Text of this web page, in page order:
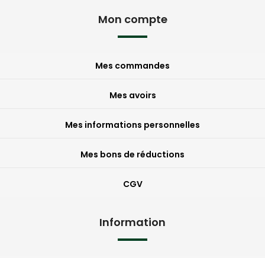
Mon compte
Mes commandes
Mes avoirs
Mes informations personnelles
Mes bons de réductions
CGV
Information